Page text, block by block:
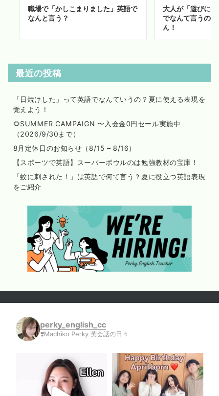
職場で「かしこまりました」英語で
なんと言う？
大人が「遊びに
でなんて言うの
ん！
最近の投稿
「日焼けした」って英語でなんていうの？夏に使える表現を
覚えよう！
🌻SUMMER CAMPAIGN 〜入会金0円セール実施中
（2026/9/30まで）
8月定休日のお知らせ（8/15 – 8/16）
【スポーツで英語】スーパーボウルのは勉強教材の宝庫！
「蚊に刺された！」は英語で何て言う？夏に役立つ英語表現
をご紹介
perky_english_cc
❣️Machiko Perky 英会話の日々